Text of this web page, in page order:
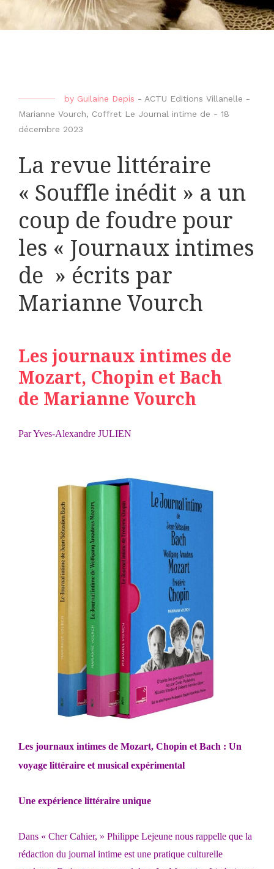
by Guilaine Depis - ACTU Editions Villanelle -
Marianne Vourch, Coffret Le Journal intime de - 18
décembre 2023
La revue littéraire
« Souffle inédit » a un
coup de foudre pour
les « Journaux intimes
de » écrits par
Marianne Vourch
Les journaux intimes de
Mozart, Chopin et Bach
de Marianne Vourch
Par Yves-Alexandre JULIEN
Les journaux intimes de Mozart, Chopin et Bach : Un
voyage littéraire et musical expérimental
Une expérience littéraire unique
Dans « Cher Cahier, » Philippe Lejeune nous rappelle que la
rédaction du journal intime est une pratique culturelle